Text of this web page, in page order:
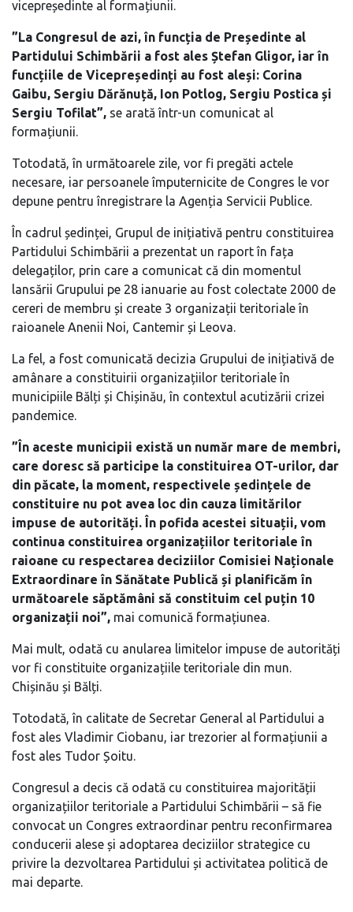
vicepreședinte al formațiunii.
”La Congresul de azi, în funcția de Președinte al
Partidului Schimbării a fost ales Ștefan Gligor, iar în
funcțiile de Vicepreședinți au fost aleși: Corina
Gaibu, Sergiu Dărănuță, Ion Potlog, Sergiu Postica și
Sergiu Tofilat”, se arată într-un comunicat al
formațiunii.
Totodată, în următoarele zile, vor fi pregăti actele
necesare, iar persoanele împuternicite de Congres le vor
depune pentru înregistrare la Agenția Servicii Publice.
În cadrul ședinței, Grupul de inițiativă pentru constituirea
Partidului Schimbării a prezentat un raport în fața
delegaților, prin care a comunicat că din momentul
lansării Grupului pe 28 ianuarie au fost colectate 2000 de
cereri de membru și create 3 organizații teritoriale în
raioanele Anenii Noi, Cantemir și Leova.
La fel, a fost comunicată decizia Grupului de inițiativă de
amânare a constituirii organizațiilor teritoriale în
municipiile Bălți și Chișinău, în contextul acutizării crizei
pandemice.
”În aceste municipii există un număr mare de membri,
care doresc să participe la constituirea OT-urilor, dar
din păcate, la moment, respectivele ședințele de
constituire nu pot avea loc din cauza limitărilor
impuse de autorități. În pofida acestei situații, vom
continua constituirea organizațiilor teritoriale în
raioane cu respectarea deciziilor Comisiei Naționale
Extraordinare în Sănătate Publică și planificăm în
următoarele săptămâni să constituim cel puțin 10
organizații noi”, mai comunică formațiunea.
Mai mult, odată cu anularea limitelor impuse de autorități
vor fi constituite organizațiile teritoriale din mun.
Chișinău și Bălți.
Totodată, în calitate de Secretar General al Partidului a
fost ales Vladimir Ciobanu, iar trezorier al formațiunii a
fost ales Tudor Șoitu.
Congresul a decis că odată cu constituirea majorității
organizațiilor teritoriale a Partidului Schimbării – să fie
convocat un Congres extraordinar pentru reconfirmarea
conducerii alese și adoptarea deciziilor strategice cu
privire la dezvoltarea Partidului și activitatea politică de
mai departe.